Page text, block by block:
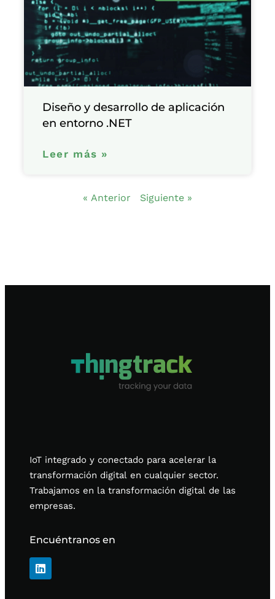
Diseño y desarrollo de aplicación
en entorno .NET
Leer más »
« Anterior Siguiente »
IoT integrado y conectado para acelerar la
transformación digital en cualquier sector.
Trabajamos en la transformación digital de las
empresas.
Encuéntranos en